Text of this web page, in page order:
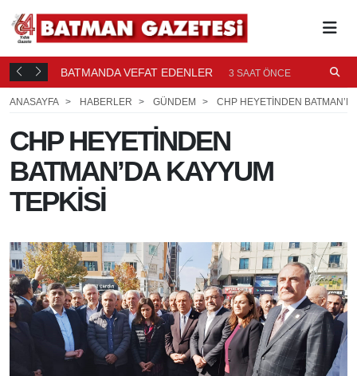
BATMANDA VEFAT EDENLER 3 SAAT ÖNCE
ANASAYFA HABERLER GÜNDEM CHP HEYETİNDEN
CHP HEYETİNDEN
BATMAN’DA KAYYUM
TEPKİSİ